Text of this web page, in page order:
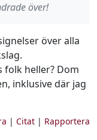
över!
över alla
folk heller? Dom
inklusive där jag
| Citat| Rapportera